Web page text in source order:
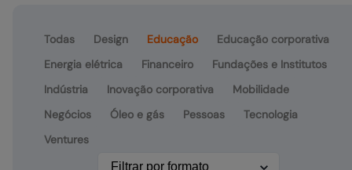
Todas Design Educação
Educação corporativa
Energia elétrica
Financeiro
Fundações e Institutos
Indústria
Inovação corporativa
Mobilidade
Negócios
Óleo e gás Pessoas
Tecnologia
Ventures